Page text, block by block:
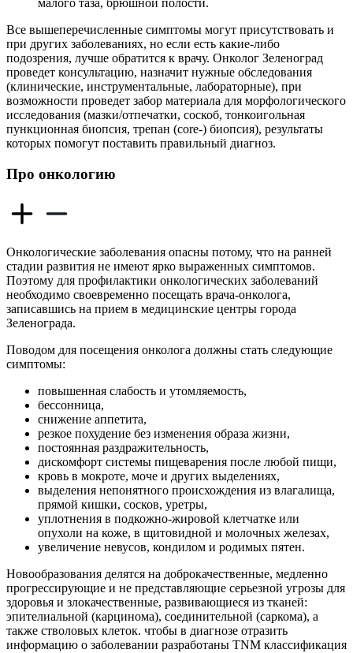
малого таза, брюшной полости.
Все вышеперечисленные симптомы могут присутствовать и
при других заболеваниях, но если есть какие-либо
подозрения, лучше обратится к врачу. Онколог Зеленоград
проведет консультацию, назначит нужные обследования
(клинические, инструментальные, лабораторные), при
возможности проведет забор материала для морфологического
исследования (мазки/отпечатки, соскоб, тонкоигольная
пункционная биопсия, трепан (core-) биопсия), результаты
которых помогут поставить правильный диагноз.
Про онкологию
Онкологические заболевания опасны потому, что на ранней
стадии развития не имеют ярко выраженных симптомов.
Поэтому для профилактики онкологических заболеваний
необходимо своевременно посещать врача-онколога,
записавшись на прием в медицинские центры города
Зеленограда.
Поводом для посещения онколога должны стать следующие
симптомы:
повышенная слабость и утомляемость,
бессонница,
снижение аппетита,
резкое похудение без изменения образа жизни,
постоянная раздражительность,
дискомфорт системы пищеварения после любой пищи,
кровь в мокроте, моче и других выделениях,
выделения непонятного происхождения из влагалища,
прямой кишки, сосков, уретры,
уплотнения в подкожно-жировой клетчатке или
опухоли на коже, в щитовидной и молочных железах,
увеличение невусов, кондилом и родимых пятен.
Новообразования делятся на доброкачественные, медленно
прогрессирующие и не представляющие серьезной угрозы для
здоровья и злокачественные, развивающиеся из тканей:
эпителиальной (карцинома), соединительной (саркома), а
также стволовых клеток. чтобы в диагнозе отразить
информацию о заболевании разработаны TNM классификация